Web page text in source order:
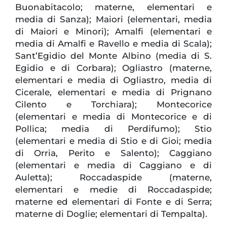
Buonabitacolo; materne, elementari e
media di Sanza); Maiori (elementari, media
di Maiori e Minori); Amalfi (elementari e
media di Amalfi e Ravello e media di Scala);
Sant’Egidio del Monte Albino (media di S.
Egidio e di Corbara); Ogliastro (materne,
elementari e media di Ogliastro, media di
Cicerale, elementari e media di Prignano
Cilento e Torchiara); Montecorice
(elementari e media di Montecorice e di
Pollica; media di Perdifumo); Stio
(elementari e media di Stio e di Gioi; media
di Orria, Perito e Salento); Caggiano
(elementari e media di Caggiano e di
Auletta); Roccadaspide (materne,
elementari e medie di Roccadaspide;
materne ed elementari di Fonte e di Serra;
materne di Doglie; elementari di Tempalta).